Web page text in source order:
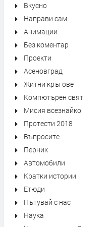
Вкусно
Направи сам
Анимации
Без коментар
Проекти
Асеновград
Житни кръгове
Компютърен свят
Мисия всезнайко
Протести 2018
Въпросите
Перник
Автомобили
Кратки истории
Етюди
Пътувай с нас
Наука